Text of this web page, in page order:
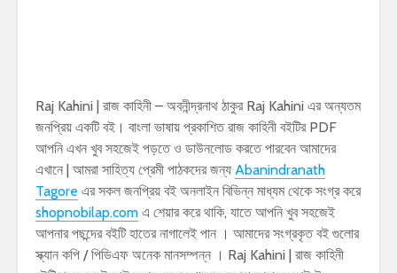
Raj Kahini | রাজ কাহিনী – অবনীন্দ্রনাথ ঠাকুর Raj Kahini এর অন্যতম
জনপ্রিয় একটি বই। বাংলা ভাষায় প্রকাশিত রাজ কাহিনী বইটির PDF
আপনি এখন খুব সহজেই পড়তে ও ডাউনলোড করতে পারবেন আমাদের
এখানে | আমরা সাহিত্য প্রেমী পাঠকদের জন্য Abanindranath
Tagore এর সকল জনপ্রিয় বই অনলাইন বিভিন্ন মাধ্যম থেকে সংগ্র করে
shopnobilap.com এ শেয়ার করে থাকি, যাতে আপনি খুব সহজেই
আপনার পছন্দের বইটি হাতের নাগালেই পান । আমাদের সংগ্রকৃত বই গুলোর
স্ক্যান কপি / পিডিএফ অনেক মানসম্পন্ন । Raj Kahini | রাজ কাহিনী